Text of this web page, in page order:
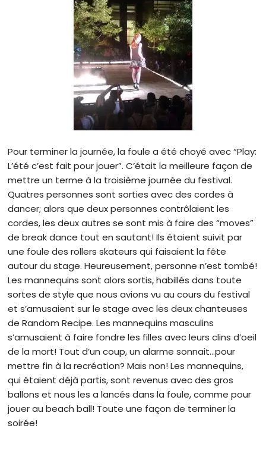
Pour terminer la journée, la foule a été choyé avec “Play:
L’été c’est fait pour jouer”. C’était la meilleure façon de
mettre un terme à la troisième journée du festival.
Quatres personnes sont sorties avec des cordes à
dancer; alors que deux personnes contrôlaient les
cordes, les deux autres se sont mis à faire des “moves”
de break dance tout en sautant! Ils étaient suivit par
une foule des rollers skateurs qui faisaient la fête
autour du stage. Heureusement, personne n’est tombé!
Les mannequins sont alors sortis, habillés dans toute
sortes de style que nous avions vu au cours du festival
et s’amusaient sur le stage avec les deux chanteuses
de Random Recipe. Les mannequins masculins
s’amusaient à faire fondre les filles avec leurs clins d’oeil
de la mort! Tout d’un coup, un alarme sonnait…pour
mettre fin à la recréation? Mais non! Les mannequins,
qui étaient déjà partis, sont revenus avec des gros
ballons et nous les a lancés dans la foule, comme pour
jouer au beach ball! Toute une façon de terminer la
soirée!